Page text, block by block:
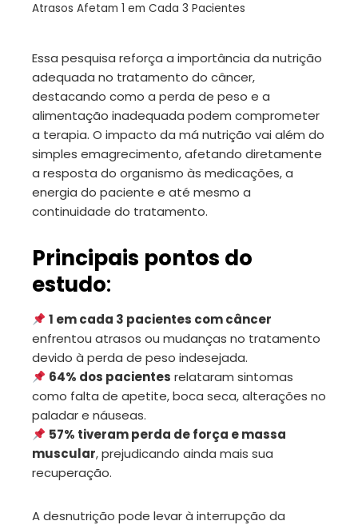
Atrasos Afetam 1 em Cada 3 Pacientes
Essa pesquisa reforça a importância da nutrição
adequada no tratamento do câncer,
destacando como a perda de peso e a
alimentação inadequada podem comprometer
a terapia. O impacto da má nutrição vai além do
simples emagrecimento, afetando diretamente
a resposta do organismo às medicações, a
energia do paciente e até mesmo a
continuidade do tratamento.
Principais pontos do
estudo:
1 em cada 3 pacientes com câncer
enfrentou atrasos ou mudanças no tratamento
devido à perda de peso indesejada.
64% dos pacientes relataram sintomas
como falta de apetite, boca seca, alterações no
paladar e náuseas.
57% tiveram perda de força e massa
muscular, prejudicando ainda mais sua
recuperação.
A desnutrição pode levar à interrupção da